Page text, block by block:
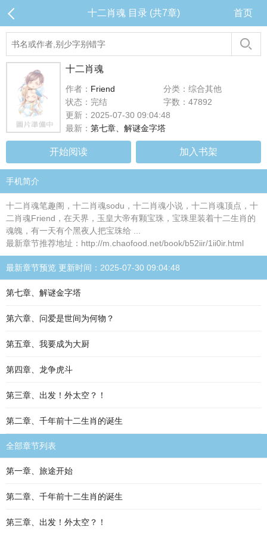
十二肖魂 目录 (共7章) 首页
十二肖魂
作者： Friend
分类：综合其他
状态：完结
字数：47892
更新：2025-07-30 09:04:48
最新： 第七章、解谜金字塔
开始阅读 加入书架
手机简介
十二肖魂笔趣阁，十二肖魂sodu，十二肖魂小说，十二肖魂顶点，十
二肖魂Friend，在天界，玉皇大帝有颗宝珠，宝珠里装着十二生肖的
魂魄，有一天有个黑夜人把宝珠给 ...
最新章节推荐地址：http://m.chaofood.net/book/b52iir/1ii0ir.html
最新章节预览 更新时间：2025-07-30 09:04:48
第七章、解谜金字塔
第六章、问爱是世间为何物？
第五章、我要成为大厨
第四章、龙争虎斗
第三章、出发！外太空？！
第二章、千年前十二生肖的诞生
全部章节列表
第一章、旅途开始
第二章、千年前十二生肖的诞生
第三章、出发！外太空？！